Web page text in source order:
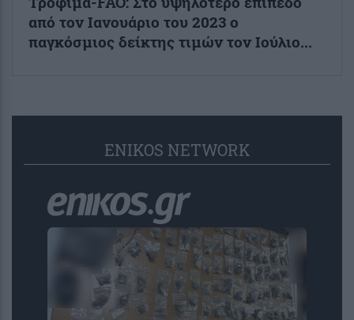
από τον Ιανουάριο του 2023 o
παγκόσμιος δείκτης τιμών τον Ιούλιο...
ENIKOS NETWORK